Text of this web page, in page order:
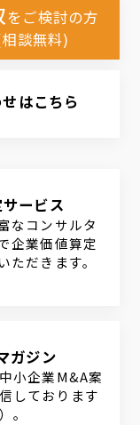
をご検討の方
談無料)
はこちら
ービス
なコンサルタ
企業価値算定
ただきます。
ガジン
小企業M&A案
しております
。